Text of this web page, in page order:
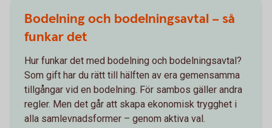
Bodelning och bodelningsavtal – så
funkar det
Hur funkar det med bodelning och bodelningsavtal?
Som gift har du rätt till hälften av era gemensamma
tillgångar vid en bodelning. För sambos gäller andra
regler. Men det går att skapa ekonomisk trygghet i
alla samlevnadsformer – genom aktiva val.